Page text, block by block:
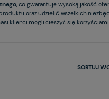
, co gwarantuje wysoką jakość
oraz udzielić wszelkich
klienci mogli cieszyć się
SORTUJ